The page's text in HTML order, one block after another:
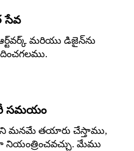
సేవ
మరియు డిజైన్‌ను
సమయం
మనమే తయారు చేస్తాము,
నియంత్రించవచ్చు. మేము